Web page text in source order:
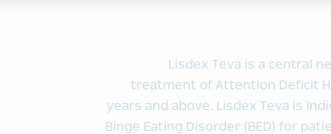
Lisdex Teva is a central
treatment of Attention Deficit
years and above. Lisdex Teva is
Binge Eating Disorder (BED) for